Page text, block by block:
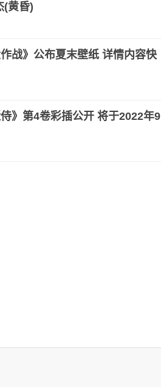
(黄昏)
战》公布夏末壁纸 详情内容快
》第4卷彩插公开 将于2022年9